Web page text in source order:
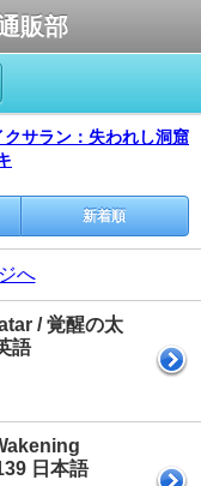
販部
クサラン：失われし洞窟
新着順
へ
/ 覚醒の太
語
日本語